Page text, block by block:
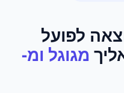
לפועל
מגוגל ומ-